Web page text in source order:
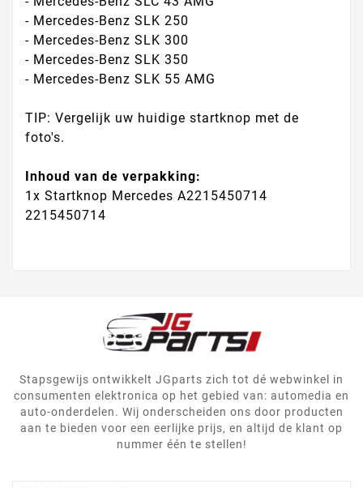
- Mercedes-Benz SLK 250
- Mercedes-Benz SLK 300
- Mercedes-Benz SLK 350
- Mercedes-Benz SLK 55 AMG
TIP: Vergelijk uw huidige startknop met de
foto's.
Inhoud van de verpakking:
1x Startknop Mercedes A2215450714
2215450714
Stapsgewijs ontwikkelt JGparts zich tot dé webwinkel in
consumenten elektronica op het gebied van: automedia en
auto-onderdelen. Wij onderscheiden ons door producten
aan te bieden voor een eerlijke prijs, en altijd de klant op
nummer één te stellen!